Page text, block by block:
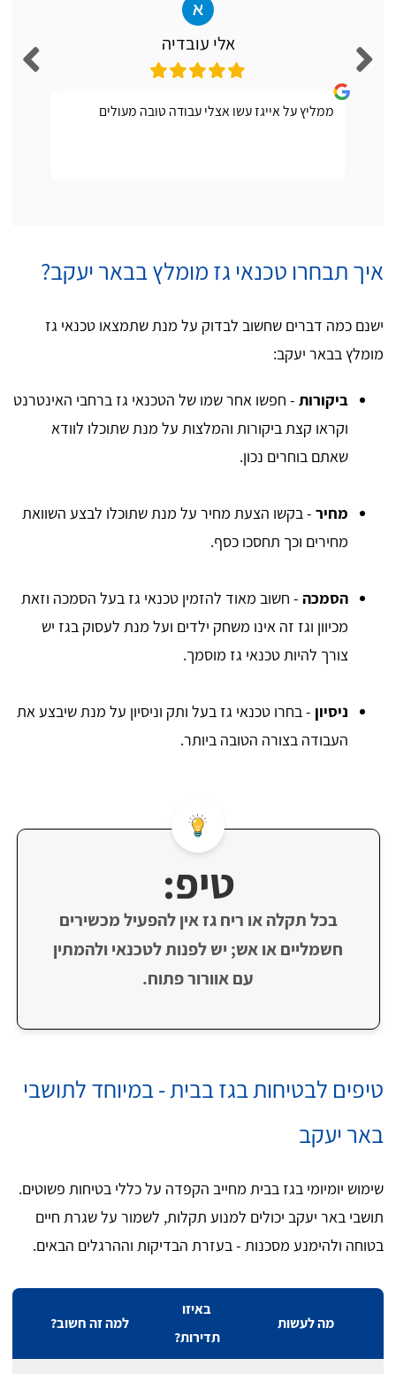
אלי עובדיה
ממליץ על אייגז עשו אצלי עבודה טובה מעולים
איך תבחרו טכנאי גז מומלץ בבאר יעקב?
ישנם כמה דברים שחשוב לבדוק על מנת שתמצאו טכנאי גז
מומלץ בבאר יעקב:
ביקורות - חפשו אחר שמו של הטכנאי גז ברחבי האינטרנט
וקראו קצת ביקורות והמלצות על מנת שתוכלו לוודא
שאתם בוחרים נכון.
מחיר - בקשו הצעת מחיר על מנת שתוכלו לבצע השוואת
מחירים וכך תחסכו כסף.
הסמכה - חשוב מאוד להזמין טכנאי גז בעל הסמכה וזאת
מכיוון וגז זה אינו משחק ילדים ועל מנת לעסוק בגז יש
צורך להיות טכנאי גז מוסמך.
ניסיון - בחרו טכנאי גז בעל ותק וניסיון על מנת שיבצע את
העבודה בצורה הטובה ביותר.
טיפ:
בכל תקלה או ריח גז אין להפעיל מכשירים
חשמליים או אש; יש לפנות לטכנאי ולהמתין
עם אוורור פתוח.
טיפים לבטיחות בגז בבית - במיוחד לתושבי
באר יעקב
שימוש יומיומי בגז בבית מחייב הקפדה על כללי בטיחות פשוטים.
תושבי באר יעקב יכולים למנוע תקלות, לשמור על שגרת חיים
בטוחה ולהימנע מסכנות - בעזרת הבדיקות וההרגלים הבאים.
מה לעשות
באיזו
תדירות?
למה זה חשוב?